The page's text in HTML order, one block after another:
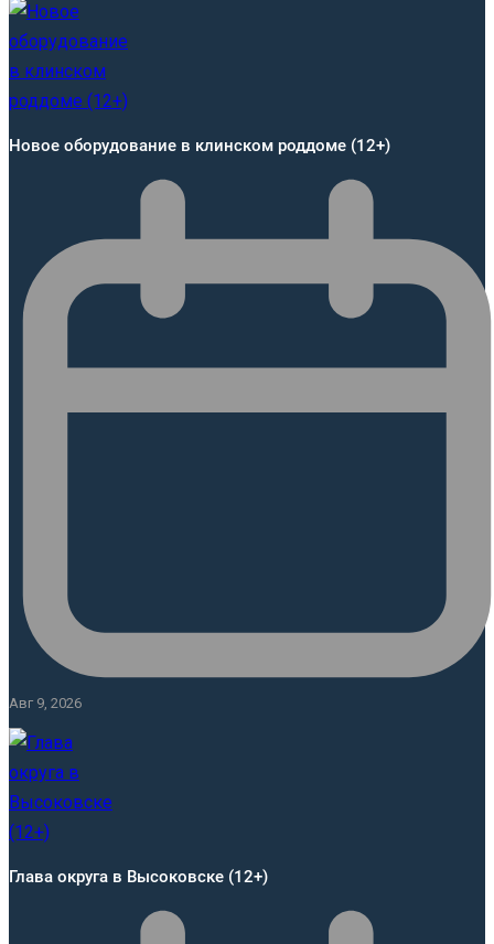
Новое оборудование в клинском роддоме (12+)
Авг 9, 2026
Глава округа в Высоковске (12+)